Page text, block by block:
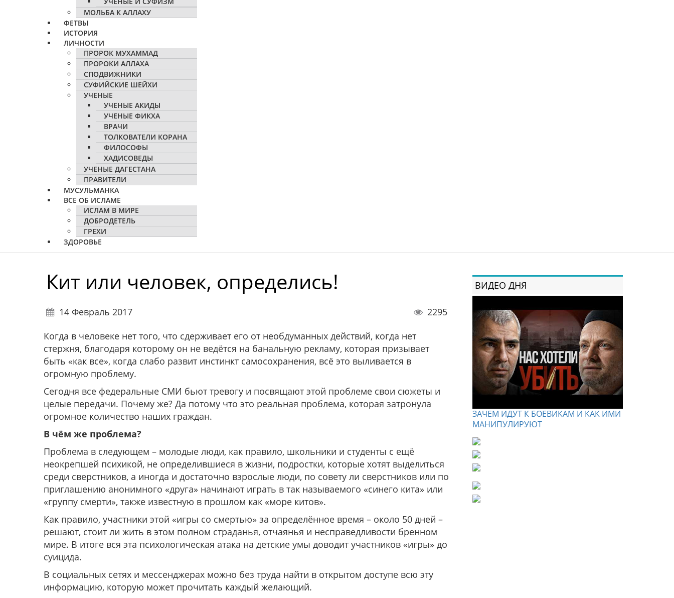
МОЛЬБА К АЛЛАХУ
ФЕТВЫ
ИСТОРИЯ
ЛИЧНОСТИ
ПРОРОК МУХАММАД
ПРОРОКИ АЛЛАХА
СПОДВИЖНИКИ
СУФИЙСКИЕ ШЕЙХИ
УЧЕНЫЕ
УЧЕНЫЕ АКИДЫ
УЧЕНЫЕ ФИКХА
ВРАЧИ
ТОЛКОВАТЕЛИ КОРАНА
ФИЛОСОФЫ
ХАДИСОВЕДЫ
УЧЕНЫЕ ДАГЕСТАНА
ПРАВИТЕЛИ
МУСУЛЬМАНКА
ВСЕ ОБ ИСЛАМЕ
ИСЛАМ В МИРЕ
ДОБРОДЕТЕЛЬ
ГРЕХИ
ЗДОРОВЬЕ
Кит или человек, определись!
14 Февраль 2017
2295
Когда в человеке нет того, что сдерживает его от необдуманных действий, когда нет
стержня, благодаря которому он не ведётся на банальную рекламу, которая призывает
быть «как все», когда слабо развит инстинкт самосохранения, всё это выливается в
огромную проблему.
Сегодня все федеральные СМИ бьют тревогу и посвящают этой проблеме свои сюжеты и
целые передачи. Почему же? Да потому что это реальная проблема, которая затронула
огромное количество наших граждан.
В чём же проблема?
Проблема в следующем – молодые люди, как правило, школьники и студенты с ещё
неокрепшей психикой, не определившиеся в жизни, подростки, которые хотят выделиться
среди сверстников, а иногда и достаточно взрослые люди, по совету ли сверстников или по
приглашению анонимного «друга» начинают играть в так называемого «синего кита» или
«группу смерти», также известную в прошлом как «море китов».
Как правило, участники этой «игры со смертью» за определённое время – около 50 дней –
решают, стоит ли жить в этом полном страданья, отчаянья и несправедливости бренном
мире. В итоге вся эта психологическая атака на детские умы доводит участников «игры» до
суицида.
В социальных сетях и мессенджерах можно без труда найти в открытом доступе всю эту
информацию, которую может прочитать каждый желающий.
ВИДЕО ДНЯ
ЗАЧЕМ ИДУТ К БОЕВИКАМ И КАК ИМИ
МАНИПУЛИРУЮТ